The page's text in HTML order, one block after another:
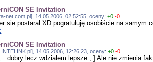
SE Invitation
net.com.pl], 14.05.2006, 02:52:55, oceny:+0 -0
sie postarał XD pogratuluję osobiście na samym
SE Invitation
14.05.2006, 12:26:23, oceny:+0 -0
dobry lecz wdzialem lepsze ; ] Ale nie zmienia